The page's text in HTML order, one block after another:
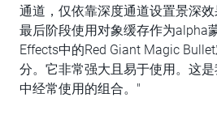
通道，仅依靠深度通道设置景深
最后阶段使用对象缓存作为alpha
Effects中的Red Giant Magic
分。它非常强大且易于使用。这
中经常使用的组合。"